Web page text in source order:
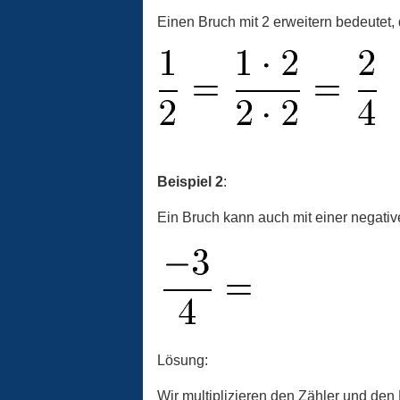
Einen Bruch mit 2 erweitern
Beispiel 2:
Ein Bruch kann auch mit einer
Lösung:
Wir multiplizieren den Zähler und